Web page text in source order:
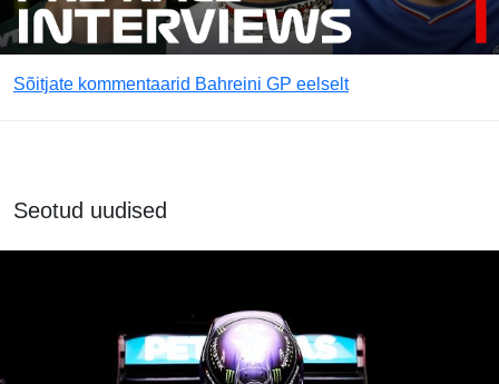
Sõitjate kommentaarid Bahreini GP eelselt
Seotud uudised